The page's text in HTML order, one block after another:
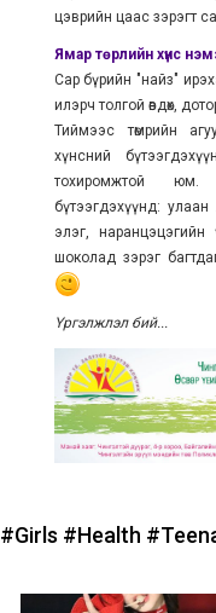
цэврийн цаас зэрэгт
Ямар төрлийн хүнс
Сар бүрийн "найз"
илэрч толгой өвдөх,
Тиймээс төмрийн
хүнсний
тохиромжтой юм.
бүтээгдэхүүнд:
элэг,
шоколад зэрэг
Үргэлжлэл бий...
#Girls #Health